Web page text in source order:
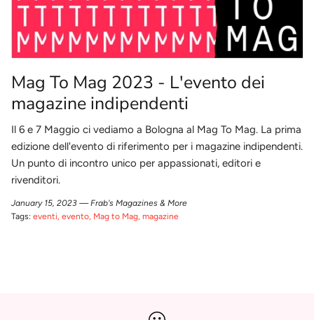
Mag To Mag 2023 - L'evento dei
magazine indipendenti
Il 6 e 7 Maggio ci vediamo a Bologna al Mag To Mag. La prima
edizione dell'evento di riferimento per i magazine indipendenti.
Un punto di incontro unico per appassionati, editori e
rivenditori.
January 15, 2023 —Frab's Magazines & More
Tags: eventi evento Mag to Mag magazine